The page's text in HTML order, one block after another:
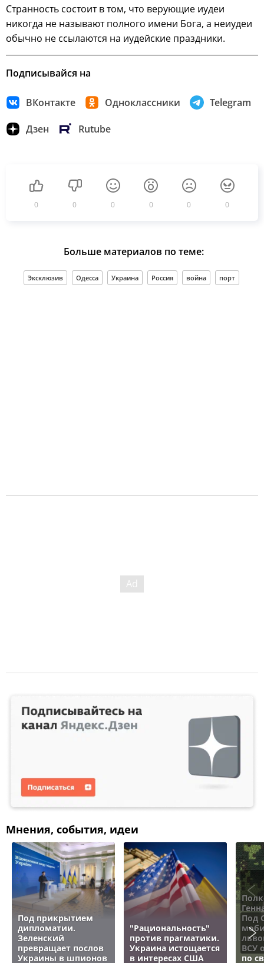
Странность состоит в том, что верующие иудеи
никогда не называют полного имени Бога, а неиудеи
обычно не ссылаются на иудейские праздники.
Подписывайся на
ВКонтакте Одноклассники Telegram
Дзен Rutube
0 0 0 0 0 0
Больше материалов по теме:
Эксклюзив Одесса Украина Россия война порт
Мнения, события, идеи
Под прикрытием
дипломатии.
Зеленский
превращает послов
Украины в шпионов
"Рациональность"
против прагматики.
Украина истощается
в интересах США
Под
ВСУ
по